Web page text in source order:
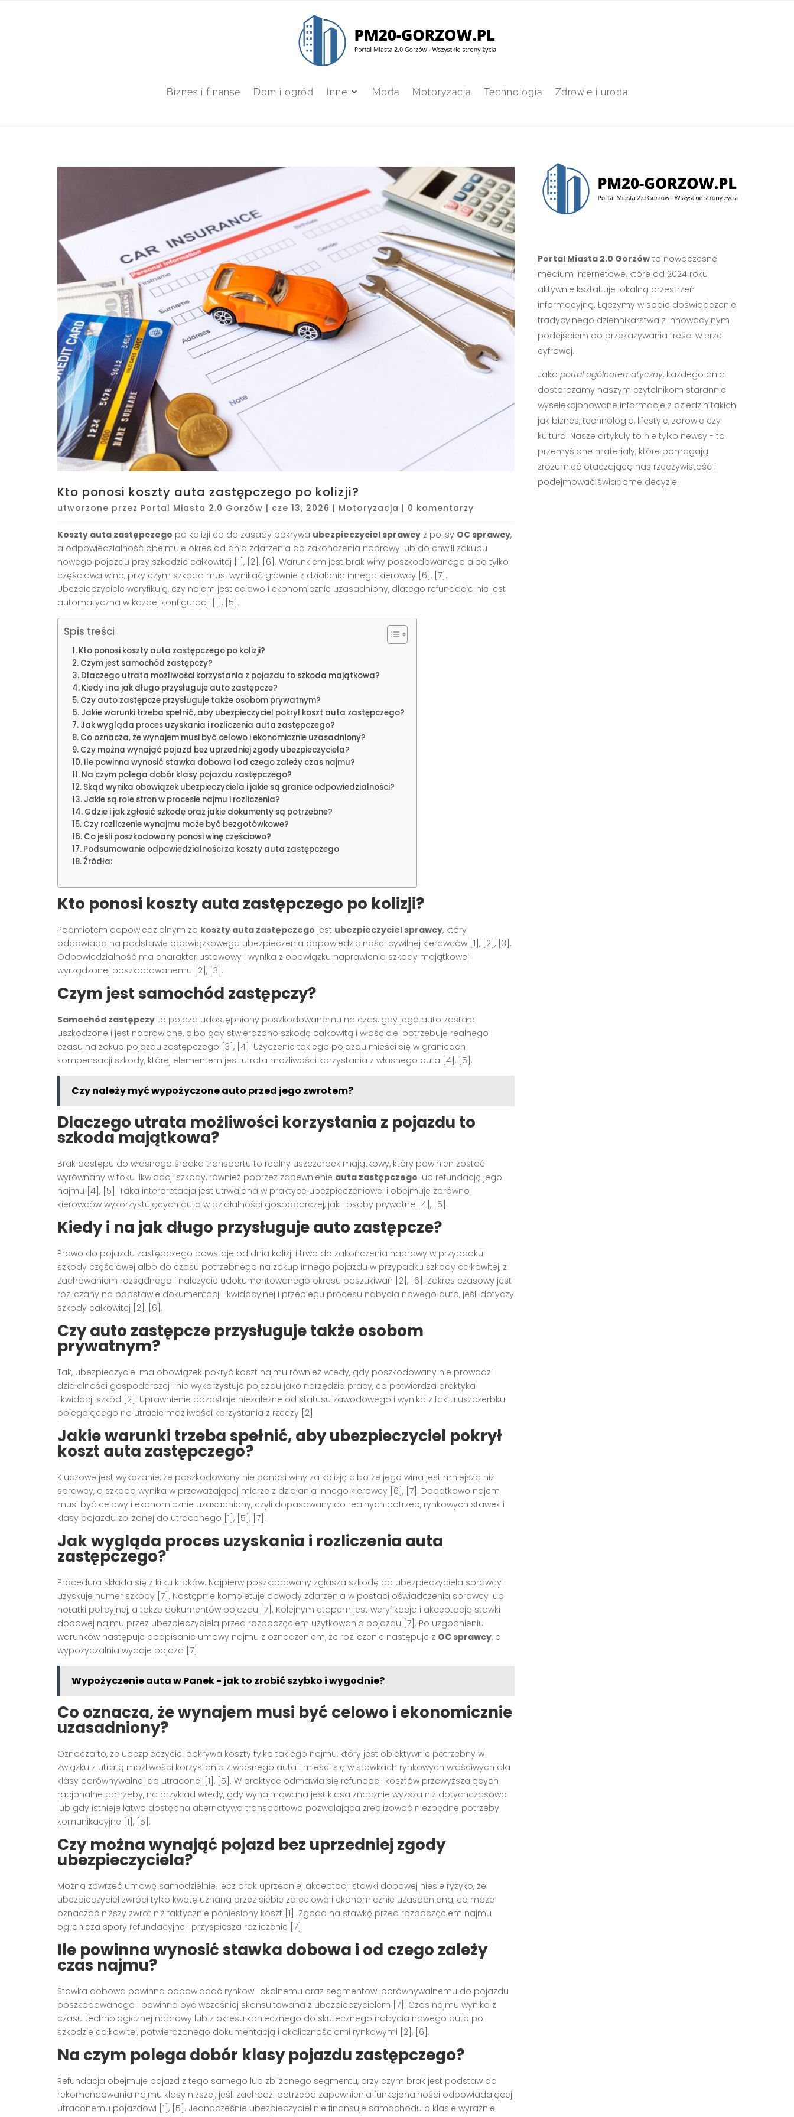
Biznes i finanse Dom i ogród Inne Moda Motoryzacja Technologia Zdrowie i uroda
Kto ponosi koszty auta zastępczego po kolizji?
utworzone przez Portal Miasta 2.0 Gorzów | cze 13, 2026 | Motoryzacja | 0 komentarzy
Koszty auta zastępczego po kolizji co do zasady pokrywa ubezpieczyciel sprawcy z polisy OC sprawcy,
a odpowiedzialność obejmuje okres od dnia zdarzenia do zakończenia naprawy lub do chwili zakupu
nowego pojazdu przy szkodzie całkowitej [1], [2], [6]. Warunkiem jest brak winy poszkodowanego albo tylko
częściowa wina, przy czym szkoda musi wynikać głównie z działania innego kierowcy [6], [7].
Ubezpieczyciele weryfikują, czy najem jest celowo i ekonomicznie uzasadniony, dlatego refundacja nie jest
automatyczna w każdej konfiguracji [1], [5].
Spis treści
Kto ponosi koszty auta zastępczego po kolizji?
Czym jest samochód zastępczy?
Dlaczego utrata możliwości korzystania z pojazdu to szkoda majątkowa?
Kiedy i na jak długo przysługuje auto zastępcze?
Czy auto zastępcze przysługuje także osobom prywatnym?
Jakie warunki trzeba spełnić, aby ubezpieczyciel pokrył koszt auta zastępczego?
Jak wygląda proces uzyskania i rozliczenia auta zastępczego?
Co oznacza, że wynajem musi być celowo i ekonomicznie uzasadniony?
Czy można wynająć pojazd bez uprzedniej zgody ubezpieczyciela?
Ile powinna wynosić stawka dobowa i od czego zależy czas najmu?
Na czym polega dobór klasy pojazdu zastępczego?
Skąd wynika obowiązek ubezpieczyciela i jakie są granice odpowiedzialności?
Jakie są role stron w procesie najmu i rozliczenia?
Gdzie i jak zgłosić szkodę oraz jakie dokumenty są potrzebne?
Czy rozliczenie wynajmu może być bezgotówkowe?
Co jeśli poszkodowany ponosi winę częściowo?
Podsumowanie odpowiedzialności za koszty auta zastępczego
Źródła:
Kto ponosi koszty auta zastępczego po kolizji?
Podmiotem odpowiedzialnym za koszty auta zastępczego jest ubezpieczyciel sprawcy, który
odpowiada na podstawie obowiązkowego ubezpieczenia odpowiedzialności cywilnej kierowców [1], [2], [3].
Odpowiedzialność ma charakter ustawowy i wynika z obowiązku naprawienia szkody majątkowej
wyrządzonej poszkodowanemu [2], [3].
Czym jest samochód zastępczy?
Samochód zastępczy to pojazd udostępniony poszkodowanemu na czas, gdy jego auto zostało
uszkodzone i jest naprawiane, albo gdy stwierdzono szkodę całkowitą i właściciel potrzebuje realnego
czasu na zakup pojazdu zastępczego [3], [4]. Użyczenie takiego pojazdu mieści się w granicach
kompensacji szkody, której elementem jest utrata możliwości korzystania z własnego auta [4], [5].
Czy należy myć wypożyczone auto przed jego zwrotem?
Dlaczego utrata możliwości korzystania z pojazdu to
szkoda majątkowa?
Brak dostępu do własnego środka transportu to realny uszczerbek majątkowy, który powinien zostać
wyrównany w toku likwidacji szkody, również poprzez zapewnienie auta zastępczego lub refundację jego
najmu [4], [5]. Taka interpretacja jest utrwalona w praktyce ubezpieczeniowej i obejmuje zarówno
kierowców wykorzystujących auto w działalności gospodarczej, jak i osoby prywatne [4], [5].
Kiedy i na jak długo przysługuje auto zastępcze?
Prawo do pojazdu zastępczego powstaje od dnia kolizji i trwa do zakończenia naprawy w przypadku
szkody częściowej albo do czasu potrzebnego na zakup innego pojazdu w przypadku szkody całkowitej, z
zachowaniem rozsądnego i należycie udokumentowanego okresu poszukiwań [2], [6]. Zakres czasowy jest
rozliczany na podstawie dokumentacji likwidacyjnej i przebiegu procesu nabycia nowego auta, jeśli dotyczy
szkody całkowitej [2], [6].
Czy auto zastępcze przysługuje także osobom
prywatnym?
Tak, ubezpieczyciel ma obowiązek pokryć koszt najmu również wtedy, gdy poszkodowany nie prowadzi
działalności gospodarczej i nie wykorzystuje pojazdu jako narzędzia pracy, co potwierdza praktyka
likwidacji szkód [2]. Uprawnienie pozostaje niezależne od statusu zawodowego i wynika z faktu uszczerbku
polegającego na utracie możliwości korzystania z rzeczy [2].
Jakie warunki trzeba spełnić, aby ubezpieczyciel pokrył
koszt auta zastępczego?
Kluczowe jest wykazanie, że poszkodowany nie ponosi winy za kolizję albo że jego wina jest mniejsza niż
sprawcy, a szkoda wynika w przeważającej mierze z działania innego kierowcy [6], [7]. Dodatkowo najem
musi być celowy i ekonomicznie uzasadniony, czyli dopasowany do realnych potrzeb, rynkowych stawek i
klasy pojazdu zbliżonej do utraconego [1], [5], [7].
Jak wygląda proces uzyskania i rozliczenia auta
zastępczego?
Procedura składa się z kilku kroków. Najpierw poszkodowany zgłasza szkodę do ubezpieczyciela sprawcy i
uzyskuje numer szkody [7]. Następnie kompletuje dowody zdarzenia w postaci oświadczenia sprawcy lub
notatki policyjnej, a także dokumentów pojazdu [7]. Kolejnym etapem jest weryfikacja i akceptacja stawki
dobowej najmu przez ubezpieczyciela przed rozpoczęciem użytkowania pojazdu [7]. Po uzgodnieniu
warunków następuje podpisanie umowy najmu z oznaczeniem, że rozliczenie następuje z OC sprawcy, a
wypożyczalnia wydaje pojazd [7].
Wypożyczenie auta w Panek - jak to zrobić szybko i wygodnie?
Co oznacza, że wynajem musi być celowo i ekonomicznie
uzasadniony?
Oznacza to, że ubezpieczyciel pokrywa koszty tylko takiego najmu, który jest obiektywnie potrzebny w
związku z utratą możliwości korzystania z własnego auta i mieści się w stawkach rynkowych właściwych dla
klasy porównywalnej do utraconej [1], [5]. W praktyce odmawia się refundacji kosztów przewyższających
racjonalne potrzeby, na przykład wtedy, gdy wynajmowana jest klasa znacznie wyższa niż dotychczasowa
lub gdy istnieje łatwo dostępna alternatywa transportowa pozwalająca zrealizować niezbędne potrzeby
komunikacyjne [1], [5].
Czy można wynająć pojazd bez uprzedniej zgody
ubezpieczyciela?
Można zawrzeć umowę samodzielnie, lecz brak uprzedniej akceptacji stawki dobowej niesie ryzyko, że
ubezpieczyciel zwróci tylko kwotę uznaną przez siebie za celową i ekonomicznie uzasadnioną, co może
oznaczać niższy zwrot niż faktycznie poniesiony koszt [1]. Zgoda na stawkę przed rozpoczęciem najmu
ogranicza spory refundacyjne i przyspiesza rozliczenie [7].
Ile powinna wynosić stawka dobowa i od czego zależy
czas najmu?
Stawka dobowa powinna odpowiadać rynkowi lokalnemu oraz segmentowi porównywalnemu do pojazdu
poszkodowanego i powinna być wcześniej skonsultowana z ubezpieczycielem [7]. Czas najmu wynika z
czasu technologicznej naprawy lub z okresu koniecznego do skutecznego nabycia nowego auta po
szkodzie całkowitej, potwierdzonego dokumentacją i okolicznościami rynkowymi [2], [6].
Na czym polega dobór klasy pojazdu zastępczego?
Refundacja obejmuje pojazd z tego samego lub zbliżonego segmentu, przy czym brak jest podstaw do
rekomendowania najmu klasy niższej, jeśli zachodzi potrzeba zapewnienia funkcjonalności odpowiadającej
utraconemu pojazdowi [1], [5]. Jednocześnie ubezpieczyciel nie finansuje samochodu o klasie wyraźnie
Portal Miasta 2.0 Gorzówto nowoczesne
medium internetowe, które od 2024 roku
aktywnie kształtuje lokalną przestrzeń
informacyjną. Łączymy w sobie doświadczenie
tradycyjnego dziennikarstwa z innowacyjnym
podejściem do przekazywania treści w erze
cyfrowej.
Jako portal ogólnotematyczny, każdego dnia
dostarczamy naszym czytelnikom starannie
wyselekcjonowane informacje z dziedzin takich
jak biznes, technologia, lifestyle, zdrowie czy
kultura. Nasze artykuły to nie tylko newsy - to
przemyślane materiały, które pomagają
zrozumieć otaczającą nas rzeczywistość i
podejmować świadome decyzje.